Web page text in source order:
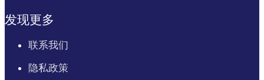
发现更多
联系我们
隐私政策